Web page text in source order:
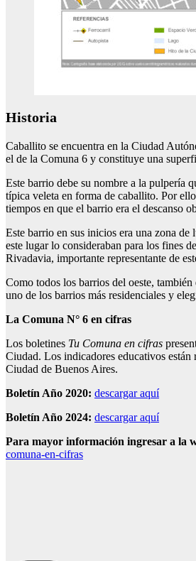
Historia
Caballito se encuentra en la Ciudad
el de la Comuna 6 y constituye una
Este barrio debe su nombre a la pulpería
típica veleta en forma de caballito. Por
tiempos en que el barrio era el descanso
Este barrio en sus inicios era una zona de
este lugar lo consideraban para los fines
Rivadavia, importante representante de
Como todos los barrios del oeste,
uno de los barrios más residenciales y
La Comuna N° 6 en cifras
Los boletines Tu Comuna en cifras
Ciudad. Los indicadores educativos
Ciudad de Buenos Aires.
Boletín Año 2020: descargar aquí
Boletín Año 2024: descargar aquí
Para mayor información ingresar a la
comuna-en-cifras